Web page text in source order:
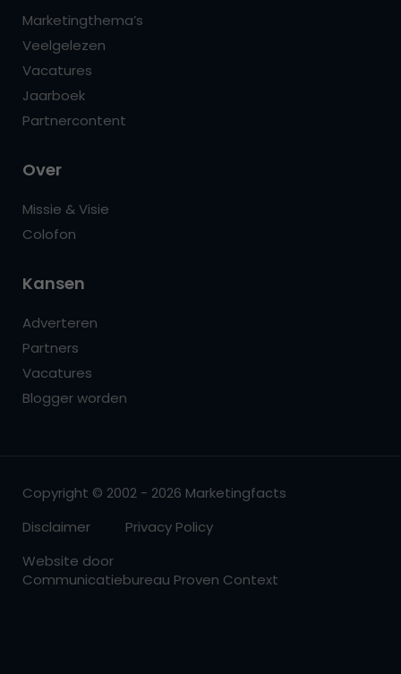
Marketingthema’s
Veelgelezen
Vacatures
Jaarboek
Partnercontent
Over
Missie & Visie
Colofon
Kansen
Adverteren
Partners
Vacatures
Blogger worden
Copyright © 2002 - 2026 Marketingfacts
Disclaimer
Privacy Policy
Website door
Communicatiebureau Proven Context